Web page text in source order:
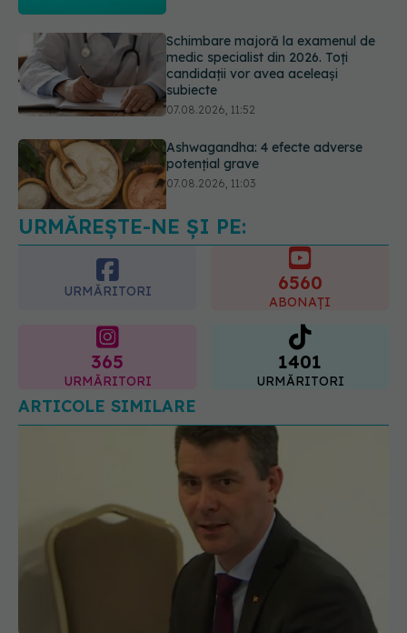
Ashwagandha: 4 efecte adverse
potențial grave
07.08.2026, 11:03
Ți-ai mărit buzele? Cele 4 greșeli
care pot strica rezultatul după
injectarea cu acid hialuronic
URMĂREȘTE-NE ȘI PE:
URMĂRITORI 6560
ABONAȚI
365
URMĂRITORI
1401
URMĂRITORI
ARTICOLE SIMILARE